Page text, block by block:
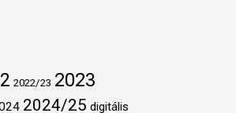
2022/23 2023
2024/25 digitális